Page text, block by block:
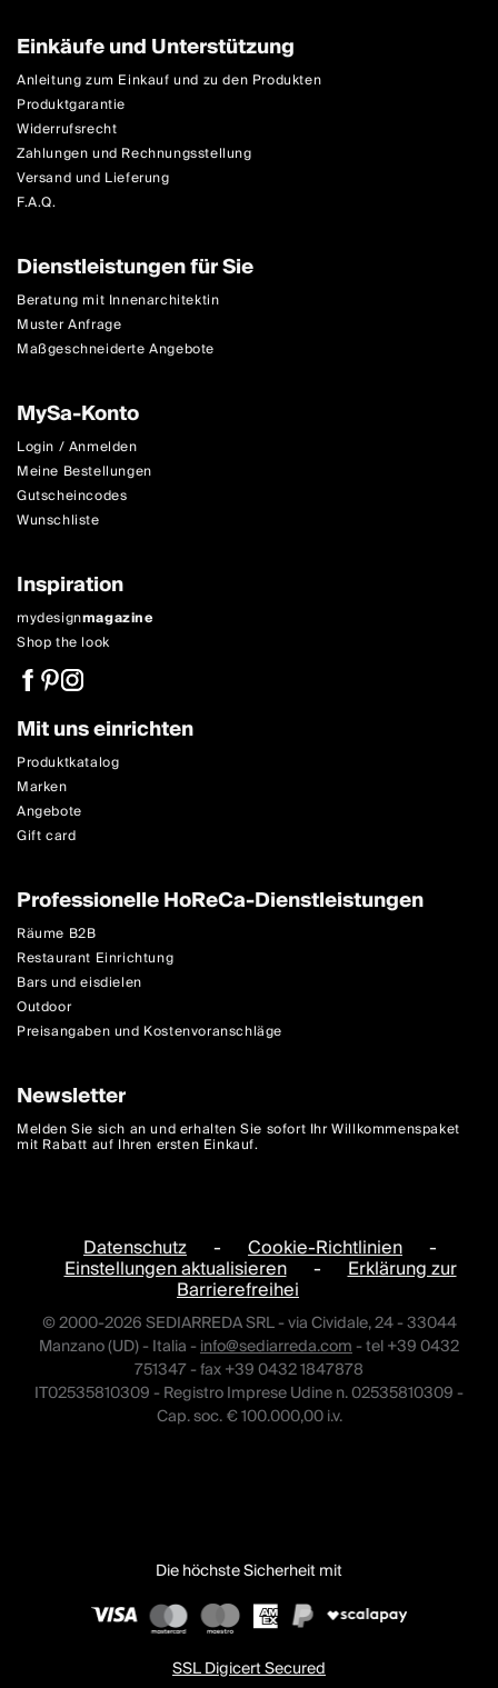
Einkäufe und Unterstützung
Anleitung zum Einkauf und zu den Produkten
Produktgarantie
Widerrufsrecht
Zahlungen und Rechnungsstellung
Versand und Lieferung
F.A.Q.
Dienstleistungen für Sie
Beratung mit Innenarchitektin
Muster Anfrage
Maßgeschneiderte Angebote
MySa-Konto
Login / Anmelden
Meine Bestellungen
Gutscheincodes
Wunschliste
Inspiration
mydesignmagazine
Shop the look
Mit uns einrichten
Produktkatalog
Marken
Angebote
Gift card
Professionelle HoReCa-Dienstleistungen
Räume B2B
Restaurant Einrichtung
Bars und eisdielen
Outdoor
Preisangaben und Kostenvoranschläge
Newsletter
Melden Sie sich an und erhalten Sie sofort Ihr Willkommenspaket
mit Rabatt auf Ihren ersten Einkauf.
Datenschutz - Cookie-Richtlinien -
Einstellungen aktualisieren - Erklärung zur
Barrierefreihei
© 2000-2026 SEDIARREDA SRL - via Cividale, 24 - 33044
Manzano (UD) - Italia -info@sediarreda.com- tel +39 0432
751347 - fax +39 0432 1847878
IT02535810309 - Registro Imprese Udine n. 02535810309 -
Cap. soc. € 100.000,00 i.v.
Die höchste Sicherheit mit
SSL Digicert Secured